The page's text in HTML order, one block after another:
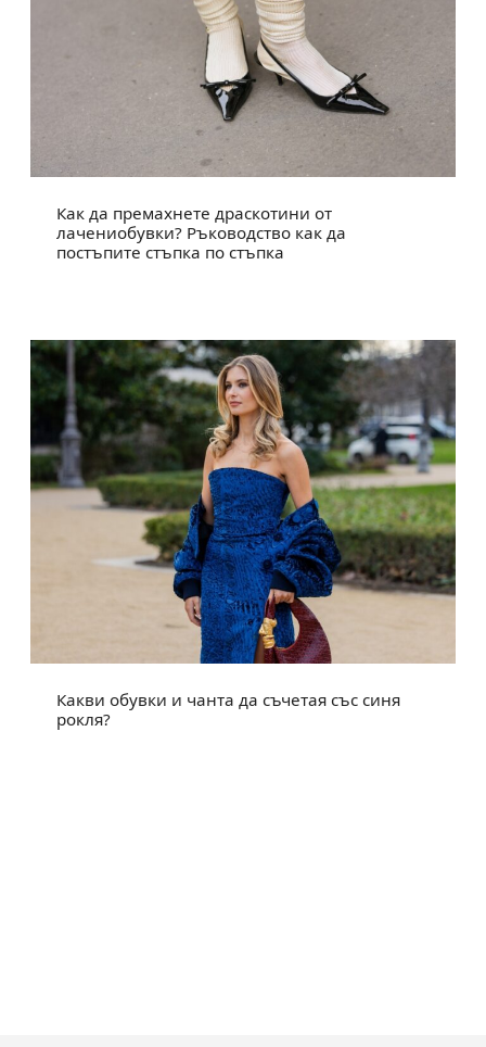
Как да премахнете драскотини от
лачениобувки? Ръководство как да
постъпите стъпка по стъпка
Какви обувки и чанта да съчетая със синя
рокля?